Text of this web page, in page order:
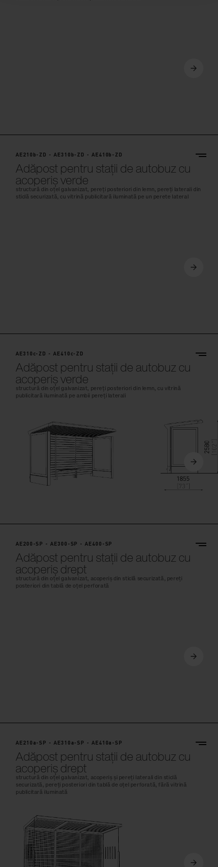
Adăpost pentru stații de autobuz cu
acoperiș verde
structură din oțel galvanizat, pereți posteriori din lemn, pereți laterali din
sticlă securizată, cu vitrină publicitară iluminată pe un perete lateral
Adăpost pentru stații de autobuz cu
acoperiș verde
structură din oțel galvanizat, pereți posteriori din lemn, cu vitrină
publicitară iluminată pe ambii pereți laterali
Adăpost pentru stații de autobuz cu
acoperiș drept
structură din oțel galvanizat, acoperiș din sticlă securizată, pereți
posteriori din tablă de oțel perforată
Adăpost pentru stații de autobuz cu
acoperiș drept
structură din oțel galvanizat, acoperiș și pereți laterali din sticlă
securizată, pereți posteriori din tablă de oțel perforată, fără vitrină
publicitară iluminată